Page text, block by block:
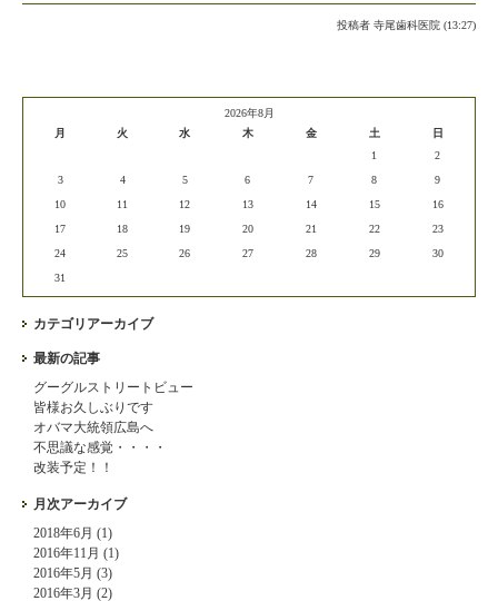
投稿者 寺尾歯科医院 (13:27)
2026年8月
月
火 水 木 金 土
日
1
2
3
4 5 6 7 8
9
10
11 12 13 14 15
16
17
18 19 20 21 22
23
24
25 26 27 28 29
30
31
カテゴリアーカイブ
最新の記事
グーグルストリートビュー
皆様お久しぶりです
オバマ大統領広島へ
不思議な感覚・・・・
改装予定！！
月次アーカイブ
2018年6月 (1)
2016年11月 (1)
2016年5月 (3)
2016年3月 (2)